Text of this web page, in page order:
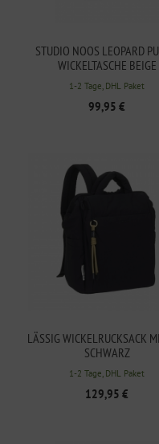
STUDIO NOOS LEOPARD
WICKELTASCHE BEIGE
1-2 Tage, DHL Paket
99,95 €
LÄSSIG WICKELRUCKSACK
SCHWARZ
1-2 Tage, DHL Paket
129,95 €